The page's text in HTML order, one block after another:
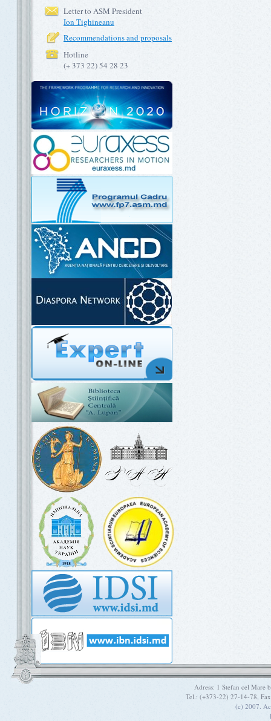
Letter to ASM President
Ion Tighineanu
Recommendations and proposals
Hotline
(+ 373 22) 54 28 23
Adress: 1 Stefan cel
Tel.: (+373-22) 27-14-78,
(c) 2007.